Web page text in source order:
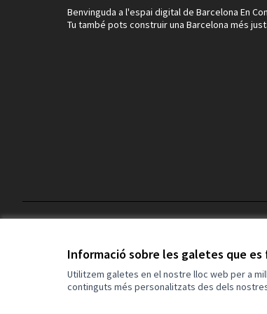
Informació sobre les galetes que
Utilitzem galetes en el nostre lloc web per a
continguts més personalitzats des dels
Benvinguda a l'espai digital de Barcelona En
Tu també pots construir una Barcelona més